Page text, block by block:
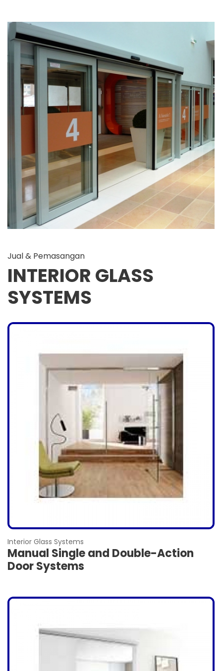
Jual & Pemasangan
INTERIOR GLASS
SYSTEMS
Interior Glass Systems
Manual Single and Double-Action
Door Systems